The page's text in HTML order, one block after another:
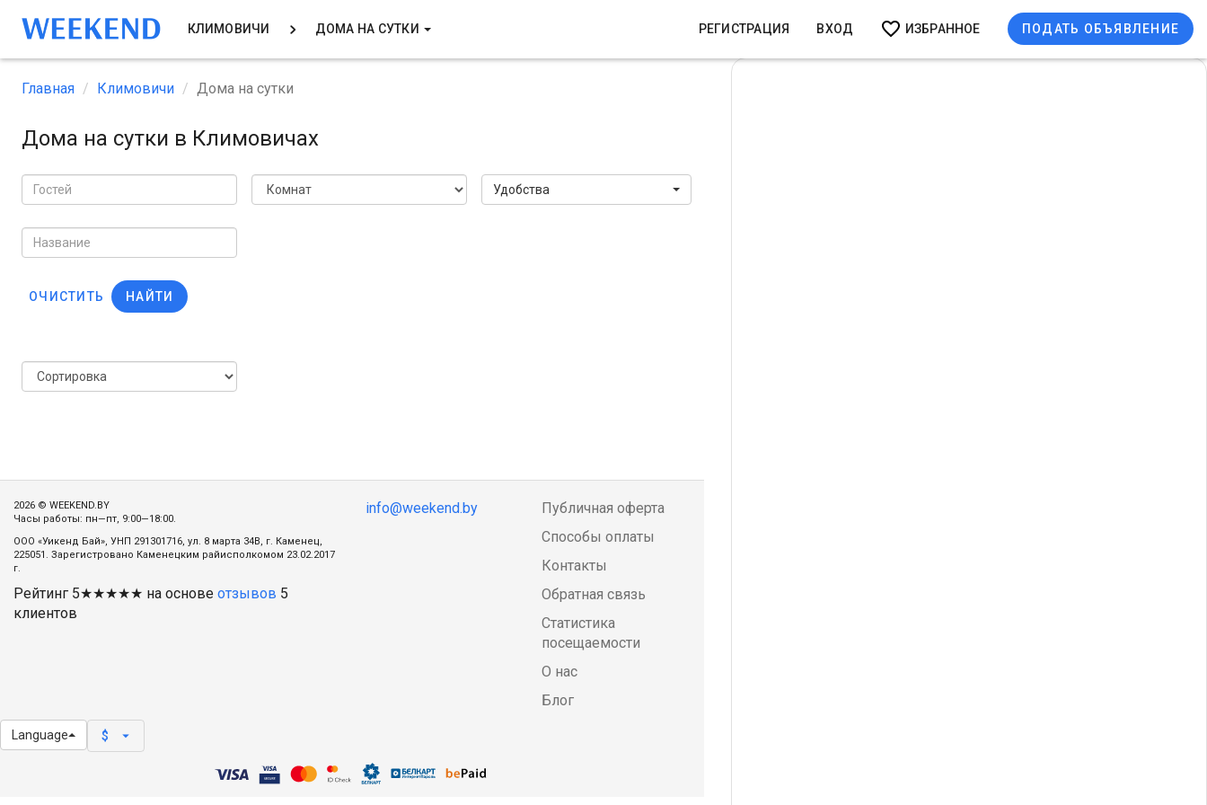
КЛИМОВИЧИ ДОМА НА СУТКИ РЕГИСТРАЦИЯ ВХОД ИЗБРАННОЕ ПОДАТЬ ОБЪЯВЛЕНИЕ
Главная Климовичи Дома на сутки
Дома на сутки в Климовичах
Удобства
ОЧИСТИТЬ НАЙТИ
2026 © WEEKEND.BY
Часы работы: пн—пт, 9:00—18:00.
ООО «Уикенд Бай», УНП 291301716, ул. 8 марта 34В, г. Каменец,
225051. Зарегистровано Каменецким райисполкомом 23.02.2017
г.
Рейтинг 5★★★★★ на основе отзывов 5
клиентов
info@weekend.by
Публичная оферта
Способы оплаты
Контакты
Обратная связь
Статистика
посещаемости
О нас
Блог
Language $ arrow_drop_down